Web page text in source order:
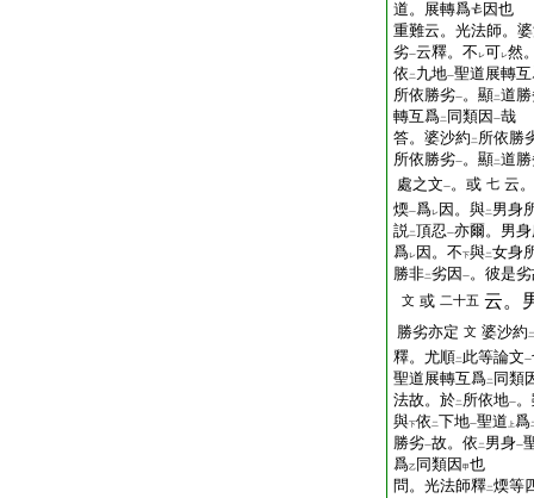
道。展轉爲
因也
重難云。光法師。
劣一云釋。不 レ可レ然
依 二 九地一聖道展轉
所依勝劣一。顯二道
轉互爲二 同類因 一哉
答。婆沙約 二 所依勝
所依勝劣一。顯二道
處之文一。或 七 云
煗一爲レ 因。與二 男身
説二頂忍一亦爾。男
爲レ 因。不下與二女身
勝非二劣因 一。彼是
文 或 二十五 云。
勝劣亦定 文 婆沙約 二
釋。尤順二 此等論文一
聖道展轉互爲二 同類
法故。於二 所依地一
與下依 二下地一聖道 上爲
勝劣一故。依 二 男身一
爲乙 同類因 甲也
問。光法師釋二煗等